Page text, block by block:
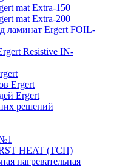
mat Extra-150
mat Extra-200
ламинат Ergert FOIL-
Resistive IN-
Ergert
Ergert
решений
HEAT (ТСП)
нагревательная